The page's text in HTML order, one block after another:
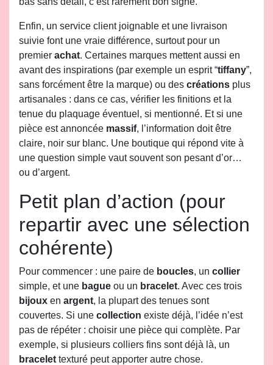
Enfin, un service client joignable et une livraison
suivie font une vraie différence, surtout pour un
premier achat. Certaines marques mettent aussi en
avant des inspirations (par exemple un esprit “tiffany”,
sans forcément être la marque) ou des créations plus
artisanales : dans ce cas, vérifier les finitions et la
tenue du plaquage éventuel, si mentionné. Et si une
pièce est annoncée massif, l’information doit être
claire, noir sur blanc. Une boutique qui répond vite à
une question simple vaut souvent son pesant d’or…
ou d’argent.
Petit plan d’action (pour
repartir avec une sélection
cohérente)
Pour commencer : une paire de boucles, un collier
simple, et une bague ou un bracelet. Avec ces trois
bijoux en argent, la plupart des tenues sont
couvertes. Si une collection existe déjà, l’idée n’est
pas de répéter : choisir une pièce qui complète. Par
exemple, si plusieurs colliers fins sont déjà là, un
bracelet texturé peut apporter autre chose.